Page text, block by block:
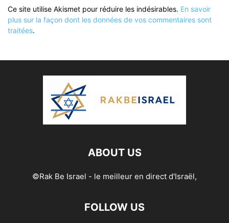
Ce site utilise Akismet pour réduire les indésirables. En savoir
plus sur la façon dont les données de vos commentaires sont
traitées.
ABOUT US
©Rak Be Israel - le meilleur en direct d'Israël,
FOLLOW US